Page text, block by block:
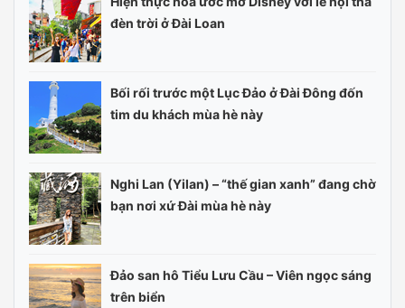
đèn trời ở Đài Loan
Bối rối trước một Lục Đảo ở Đài Đông đốn
tim du khách mùa hè này
Nghi Lan (Yilan) – “thế gian xanh” đang chờ
bạn nơi xứ Đài mùa hè này
Đảo san hô Tiểu Lưu Cầu – Viên ngọc sáng
trên biển